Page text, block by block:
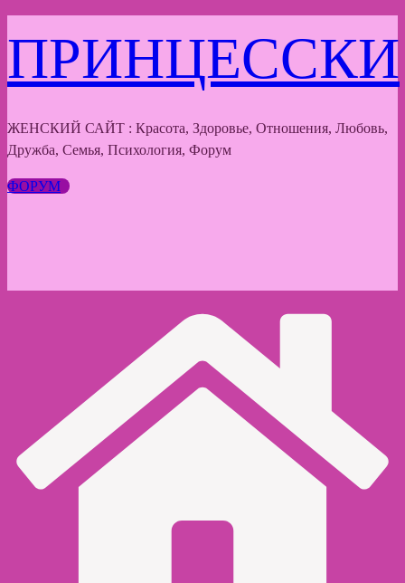
к
содержимому
ПРИНЦЕССКИ
ЖЕНСКИЙ САЙТ : Красота, Здоровье, Отношения, Любовь,
Дружба, Семья, Психология, Форум
ФОРУМ